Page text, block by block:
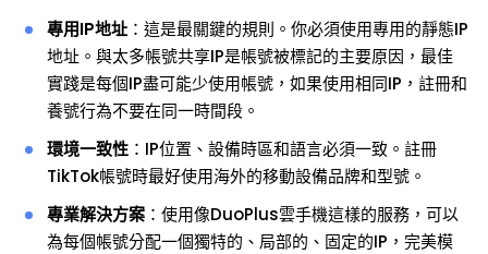
專用IP地址 ：這是最關鍵的規則。你必須使用專用的靜態IP
地址。與太多帳號共享IP是帳號被標記的主要原因，最佳
實踐是每個IP盡可能少使用帳號，如果使用相同IP，註冊和
養號行為不要在同一時間段。
環境一致性 ：IP位置、設備時區和語言必須一致。註冊
TikTok帳號時最好使用海外的移動設備品牌和型號。
專業解決方案 ：使用像DuoPlus雲手機這樣的服務，可以
為每個帳號分配一個獨特的、局部的、固定的IP，完美模